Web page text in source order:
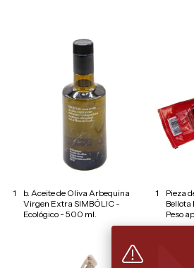
1
b. Aceite de Oliva Arbequina
Virgen Extra SIMBÓLIC -
Ecológico - 500 ml.
1
Pieza
Peso